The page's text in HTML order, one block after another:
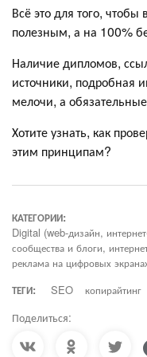
Всё это для того,
полезным, а на 100%
Наличие дипломов,
источники, подробная
мелочи, а
Хотите узнать, как
этим принципам?
КАТЕГОРИИ:
Digital (web-дизайн,
сообщества и блоги,
реклама на цифровых
ТЕГИ:
SEO копирайтинг
Поделиться: